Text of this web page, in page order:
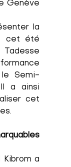
Genève
la
cet été
le Semi-
Il a ainsi
cet
Kibrom a